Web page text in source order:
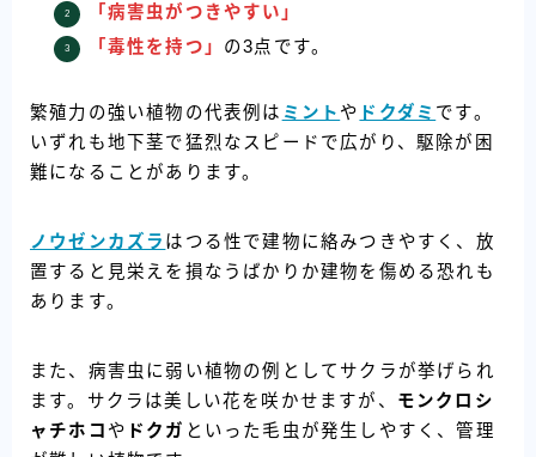
「病害虫がつきやすい」
「毒性を持つ」 の3点です。
繁殖力の強い植物の代表例は ミント や ドクダミ です。
いずれも地下茎で猛烈なスピードで広がり、駆除が困
難になることがあります。
ノウゼンカズラ はつる性で建物に絡みつきやすく、放
置すると見栄えを損なうばかりか建物を傷める恐れも
あります。
また、病害虫に弱い植物の例としてサクラが挙げられ
ます。サクラは美しい花を咲かせますが、 モンクロシ
ャチホコ や ドクガ といった毛虫が発生しやすく、管理